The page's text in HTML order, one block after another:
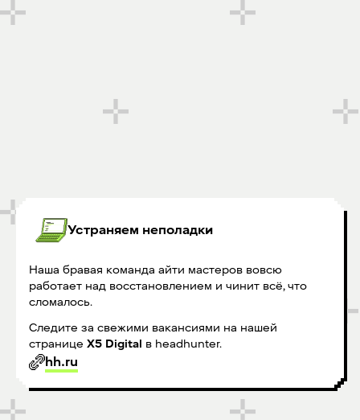
Устраняем неполадки
Наша бравая команда айти мастеров вовсю
работает над восстановлением и чинит всё, что
сломалось.
Следите за свежими вакансиями на нашей
странице X5 Digital в headhunter.
hh.ru